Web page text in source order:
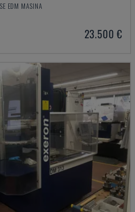
EDM MASINA
23.500 €